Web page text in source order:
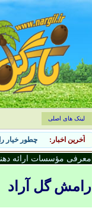
لینک های اصلی
آخرین اخبار: چطور خیار
معرفی مؤسسات ارائه
رامش گل آراد